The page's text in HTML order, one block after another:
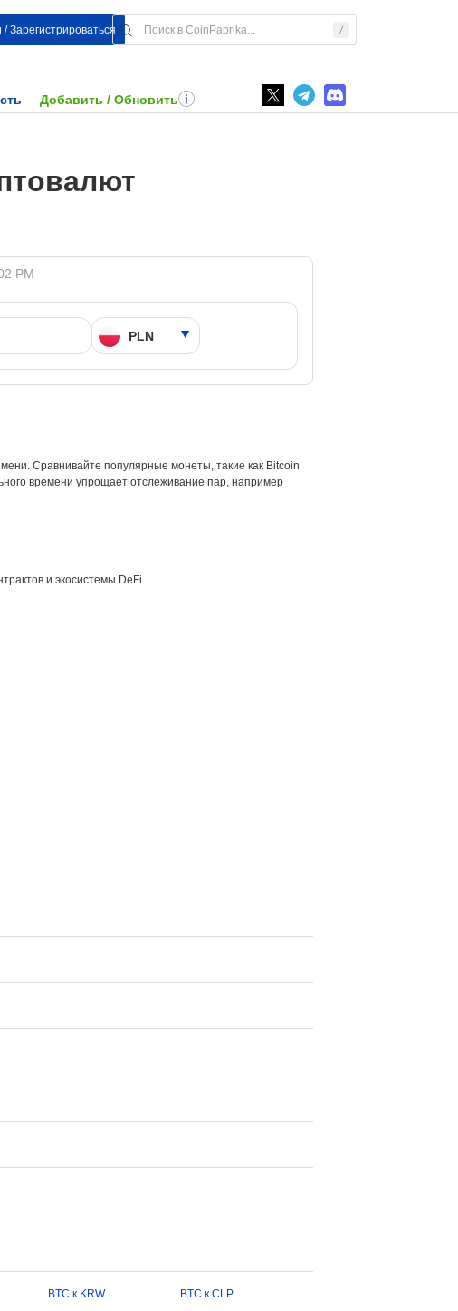
/ Зарегистрироваться
Добавить / Обновить
PM
Сравнивайте популярные монеты, такие как Bitcoin
времени упрощает отслеживание пар, например
и экосистемы DeFi.
BTC к KRW BTC к CLP